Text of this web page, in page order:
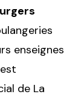
enseignes
de La